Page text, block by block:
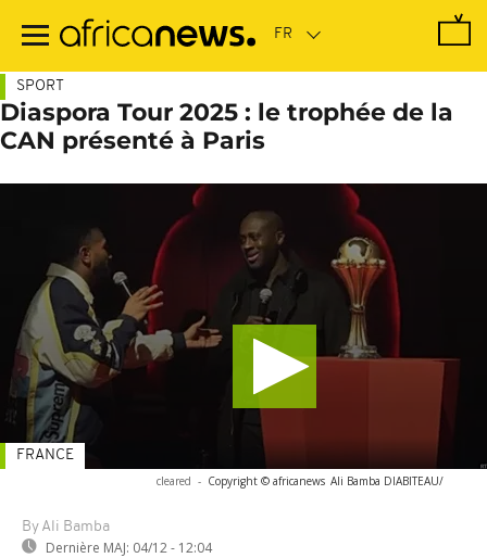
contenu
SPORT
Diaspora Tour 2025 : le trophée de la
CAN présenté à Paris
cleared - Copyright © africanews Ali Bamba DIABITEAU/
By Ali Bamba
Dernière MAJ: 04/12 - 12:04
FRANCE